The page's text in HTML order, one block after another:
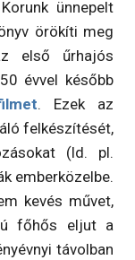
ünnepelt
örökíti meg
első űrhajós
évvel később
. Ezek az
felkészítését,
(ld. pl.
emberközelbe.
kevés művet,
főhős eljut a
távolban